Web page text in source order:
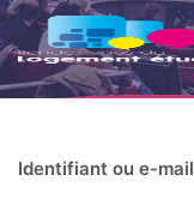
Skip to main content
Identifiant ou e-mail